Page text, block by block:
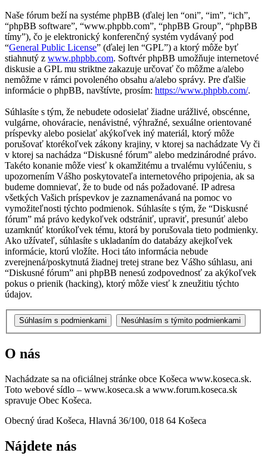
Naše fórum beží na systéme phpBB (ďalej len “oni”, “im”, “ich”,
“phpBB software”, “www.phpbb.com”, “phpBB Group”, “phpBB
tímy”), čo je elektronický konferenčný systém vydávaný pod
“General Public License” (ďalej len “GPL”) a ktorý môže byť
stiahnutý z www.phpbb.com. Softvér phpBB umožňuje internetové
diskusie a GPL mu striktne zakazuje určovať čo môžme a/alebo
nemôžme v rámci povoleného obsahu a/alebo správy. Pre ďalšie
informácie o phpBB, navštívte, prosím: https://www.phpbb.com/.
Súhlasíte s tým, že nebudete odosielať žiadne urážlivé, obscénne,
vulgárne, ohováracie, nenávistné, výhražné, sexuálne orientované
príspevky alebo posielať akýkoľvek iný materiál, ktorý môže
porušovať ktorékoľvek zákony krajiny, v ktorej sa nachádzate Vy či
v ktorej sa nachádza “Diskusné fórum” alebo medzinárodné právo.
Takéto konanie môže viesť k okamžitému a trvalému vylúčeniu, s
upozornením Vášho poskytovateľa internetového pripojenia, ak sa
budeme domnievať, že to bude od nás požadované. IP adresa
všetkých Vašich príspevkov je zaznamenávaná na pomoc vo
vymožiteľnosti týchto podmienok. Súhlasíte s tým, že “Diskusné
fórum” má právo kedykoľvek odstrániť, upraviť, presunúť alebo
uzamknúť ktorúkoľvek tému, ktorá by porušovala tieto podmienky.
Ako užívateľ, súhlasíte s ukladaním do databázy akejkoľvek
informácie, ktorú vložíte. Hoci táto informácia nebude
zverejnená/poskytnutá žiadnej tretej strane bez Vášho súhlasu, ani
“Diskusné fórum” ani phpBB nenesú zodpovednosť za akýkoľvek
pokus o prienik (hacking), ktorý môže viesť k zneužitiu týchto
údajov.
O nás
Nachádzate sa na oficiálnej stránke obce Košeca www.koseca.sk.
Toto webové sídlo – www.koseca.sk a www.forum.koseca.sk
spravuje Obec Košeca.
Obecný úrad Košeca, Hlavná 36/100, 018 64 Košeca
Nájdete nás